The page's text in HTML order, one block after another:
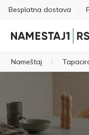
Besplatna dostava
Nameštaj